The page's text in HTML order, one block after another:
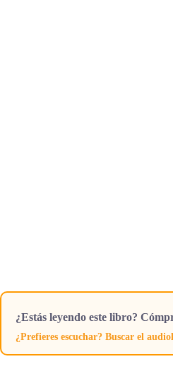
¿Estás leyendo este libro?
¿Prefieres escuchar? Buscar el